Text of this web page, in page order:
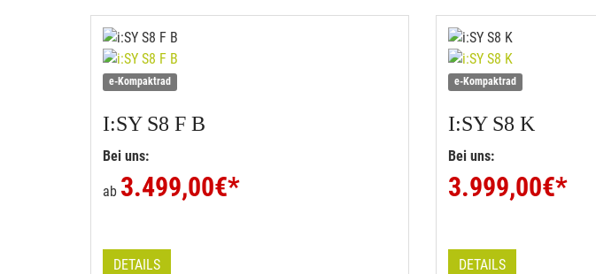
e-Kompaktrad
I:SYS8 F B
Bei uns:
ab 3.499,00€*
DETAILS
e-Kompaktrad
I:SYS8 K
Bei uns:
3.999,00€*
DETAILS